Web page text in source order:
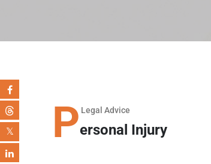
Legal Advice
Personal Injury